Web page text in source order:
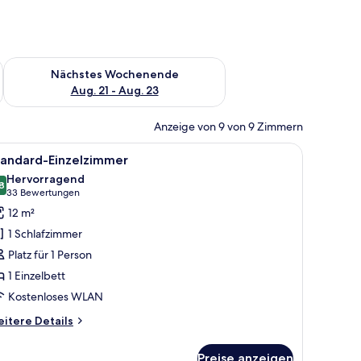
Aug. 14 - Aug. 16.
Nächstes Wochenende
Aug. 21 - Aug. 23
Überprüfe die Verfügbarkeit für nächstes Wochenende, Aug.
Anzeige von 9 von 9 Zimmern
Schreibtisch mit Telefon und einem Bild an der Wand.
Ein Hotelzimmer mit einem großen Bett,
4 Einzelzimmer
von 10
Hervorragend
33 Bewertungen
(33
Bewertungen)
12 m²
1 Schlafzimmer
Platz für 1 Person
1 Einzelbett
Kostenloses WLAN
Details